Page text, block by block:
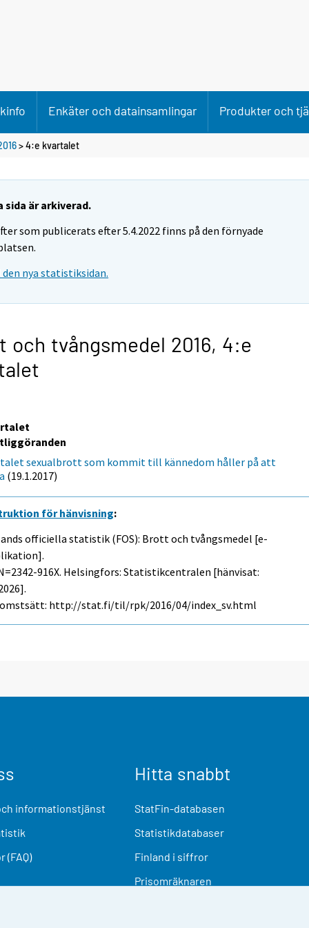
Enkäter och datainsamlingar Produkter och tjä
>4:e kvartalet
sida är arkiverad.
som publicerats efter 5.4.2022 finns på den förnyade
nya statistiksidan.
och tvångsmedel 2016, 4:e
sexualbrott som kommit till kännedom håller på att
(19.1.2017)
för hänvisning:
officiella statistik (FOS): Brott och tvångsmedel [e-
916X. Helsingfors: Statistikcentralen [hänvisat:
http://stat.fi/til/rpk/2016/04/index_sv.html
informationstjänst
(FAQ)
Hitta snabbt
StatFin-databasen
Statistikdatabaser
Finland i siffror
Prisomräknaren